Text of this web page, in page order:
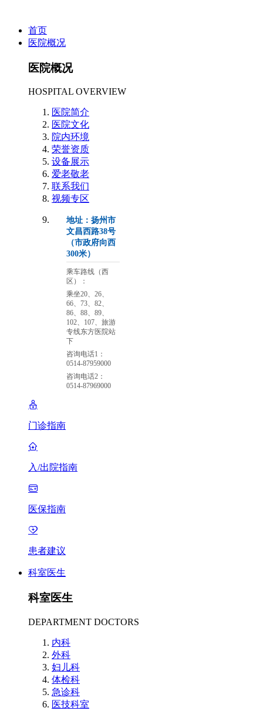
首页
医院概况
医院概况
HOSPITAL OVERVIEW
医院简介
医院文化
院内环境
荣誉资质
设备展示
爱老敬老
联系我们
视频专区
地址：扬州市
文昌西路38号
（市政府向西
300米）
乘车路线（西
区）：
乘坐20、26、
66、73、82、
86、88、89、
102、107、旅游
专线东方医院站
下
咨询电话1：
0514-87959000
咨询电话2：
0514-87969000
门诊指南
入/出院指南
医保指南
患者建议
科室医生
科室医生
DEPARTMENT DOCTORS
内科
外科
妇儿科
体检科
急诊科
医技科室